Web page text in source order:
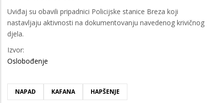
Uviđaj su obavili pripadnici Policijske stanice Breza koji
nastavljaju aktivnosti na dokumentovanju navedenog krivičnog
djela.
Izvor:
Oslobođenje
NAPAD KAFANA HAPŠENJE